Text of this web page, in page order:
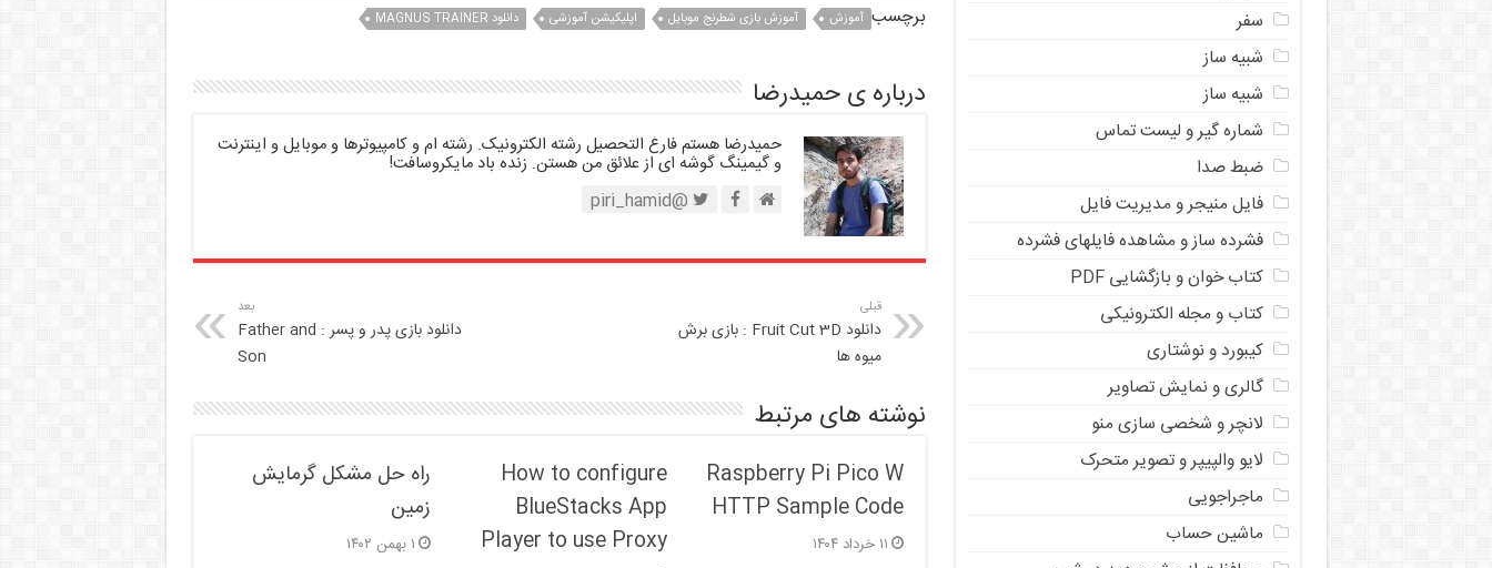
برچسب آموزش آموزش بازی شطرنج موبایل اپلیکیشن آموزشی دانلود MAGNUS TRAINER
درباره ی حمیدرضا
حمیدرضا هستم فارغ التحصیل رشته الکترونیک. رشته ام و کامپیوترها و موبایل و اینترنت
و گیمینگ گوشه ای از علائق من هستن. زنده باد مایکروسافت!
@piri_hamid
قبلی
دانلود Fruit Cut 3D : بازی برش
میوه ها
بعد
دانلود بازی پدر و پسر : Father and
Son
نوشته های مرتبط
Raspberry Pi Pico W
HTTP Sample Code
۱۱ خرداد ۱۴۰۴
How to configure
BlueStacks App
Player to use Proxy
راه حل مشکل گرمایش
زمین
۱ بهمن ۱۴۰۲
سفر
شبیه ساز
شبیه ساز
شماره گیر و لیست تماس
ضبط صدا
فایل منیجر و مدیریت فایل
فشرده ساز و مشاهده فایلهای فشرده
کتاب خوان و بازگشایی PDF
کتاب و مجله الکترونیکی
کیبورد و نوشتاری
گالری و نمایش تصاویر
لانچر و شخصی سازی منو
لایو والپیپر و تصویر متحرک
ماجراجویی
ماشین حساب